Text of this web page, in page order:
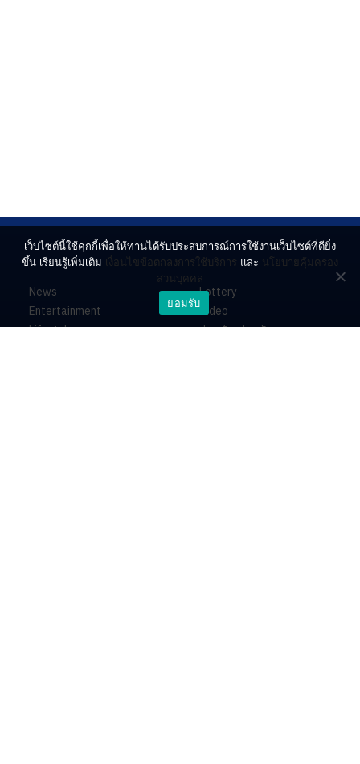
News
Entertainment
Lifestyle
Lottery
Video
ร่วมด้วยช่วยกัน
เว็บไซต์นี้ใช้คุกกี้เพื่อให้ท่านได้รับประสบการณ์การใช้งานเว็บไซต์ที่ดียิ่ง
ขึ้น เรียนรู้เพิ่มเติม เงื่อนไขข้อตกลงการใช้บริการ และ นโยบายคุ้มครอง
ส่วนบุคคล
ยอมรับ